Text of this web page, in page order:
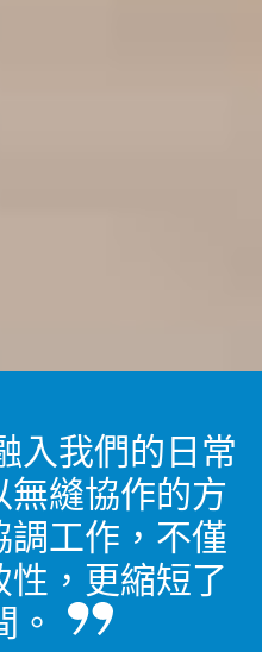
我們的日常
縫協作的方
調工作，不僅
，更縮短了
。